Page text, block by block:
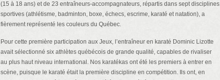
(15 à 18 ans) et de 23 entraîneurs-accompagnateurs, répartis dans sept disciplines
sportives (athlétisme, badminton, boxe, échecs, escrime, karaté et natation), a
fièrement représenté les couleurs du Québec.
Pour cette première participation aux Jeux, l’entraîneur en karaté Dominic Lizotte
avait sélectionné six athlètes québécois de grande qualité, capables de rivaliser
au plus haut niveau international. Nos karatékas ont été les premiers à entrer en
scène, puisque le karaté était la première discipline en compétition. Ils ont, en